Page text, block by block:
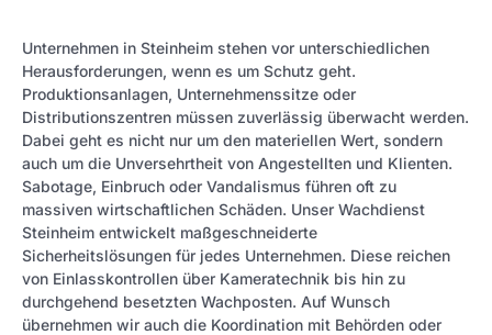
Unternehmen in Steinheim stehen vor unterschiedlichen
Herausforderungen, wenn es um Schutz geht.
Produktionsanlagen, Unternehmenssitze oder
Distributionszentren müssen zuverlässig überwacht werden.
Dabei geht es nicht nur um den materiellen Wert, sondern
auch um die Unversehrtheit von Angestellten und Klienten.
Sabotage, Einbruch oder Vandalismus führen oft zu
massiven wirtschaftlichen Schäden. Unser Wachdienst
Steinheim entwickelt maßgeschneiderte
Sicherheitslösungen für jedes Unternehmen. Diese reichen
von Einlasskontrollen über Kameratechnik bis hin zu
durchgehend besetzten Wachposten. Auf Wunsch
übernehmen wir auch die Koordination mit Behörden oder